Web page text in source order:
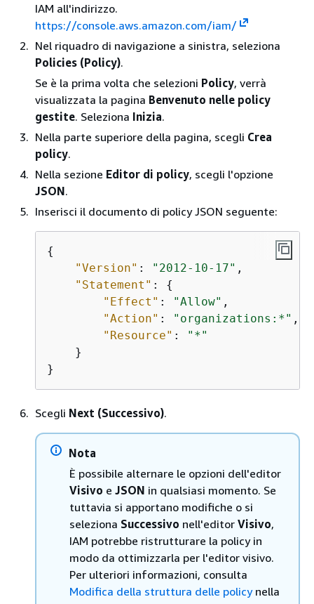
IAM all'indirizzo.
https://console.aws.amazon.com/iam/
Nel riquadro di navigazione a sinistra, seleziona
Policies (Policy).
Se è la prima volta che selezioni Policy, verrà
visualizzata la pagina Benvenuto nelle policy
gestite. Seleziona Inizia.
Nella parte superiore della pagina, scegli Crea
policy.
Nella sezione Editor di policy, scegli l'opzione
JSON.
Inserisci il documento di policy JSON seguente:
{
"Version" : "2012-10-17" ,
"Statement" : {
"Effect" : "Allow" ,
"Action" : "organizations:*" ,
"Resource" :
"*"
    }
}
Scegli Next (Successivo).
Nota
È possibile alternare le opzioni dell'editor
Visivo e JSON in qualsiasi momento. Se
tuttavia si apportano modifiche o si
seleziona Successivo nell'editor Visivo,
IAM potrebbe ristrutturare la policy in
modo da ottimizzarla per l'editor visivo.
Per ulteriori informazioni, consulta
Modifica della struttura delle policynella